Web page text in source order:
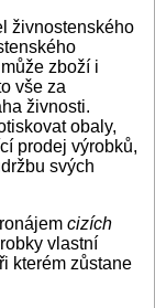
živnostenského
zboží i
vše za
živnosti.
obaly,
prodej výrobků,
svých
cizích
vlastní
kterém zůstane